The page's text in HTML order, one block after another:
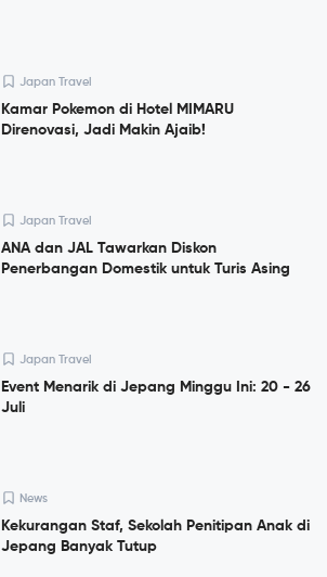
Japan Travel
Kamar Pokemon di Hotel MIMARU
Direnovasi, Jadi Makin Ajaib!
Japan Travel
ANA dan JAL Tawarkan Diskon
Penerbangan Domestik untuk Turis Asing
Japan Travel
Event Menarik di Jepang Minggu Ini: 20 - 26
Juli
News
Kekurangan Staf, Sekolah Penitipan Anak di
Jepang Banyak Tutup